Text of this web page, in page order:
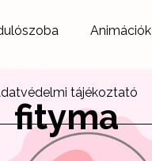
Animációk
tájékoztató
fityma